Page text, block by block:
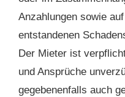
Anzahlungen sowie
entstandenen
Der Mieter ist
und Ansprüche
gegebenenfalls auch